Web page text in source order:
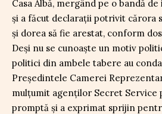
Casa Albă, mergând pe o bandă
și a făcut declarații potrivit cărora
și dorea să fie arestat, conform
Deși nu se cunoaște un motiv
politici din ambele tabere au
Președintele Camerei
mulțumit agenților Secret
promptă și a exprimat sprijin